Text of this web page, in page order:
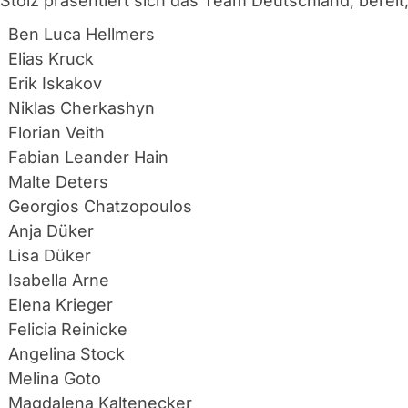
Ben Luca Hellmers
Elias Kruck
Erik Iskakov
Niklas Cherkashyn
Florian Veith
Fabian Leander Hain
Malte Deters
Georgios Chatzopoulos
Anja Düker
Lisa Düker
Isabella Arne
Elena Krieger
Felicia Reinicke
Angelina Stock
Melina Goto
Magdalena Kaltenecker